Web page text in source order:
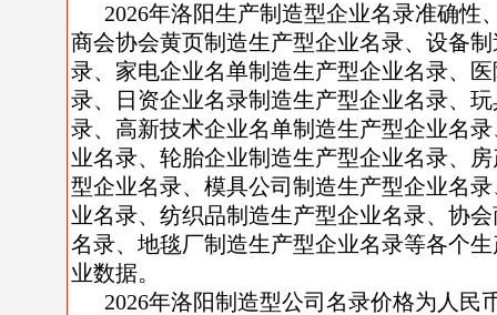
2026年洛阳生产制造型企业名录准确性
商会协会黄页制造生产型企业名录、设备
录、家电企业名单制造生产型企业名录、
录、日资企业名录制造生产型企业名录、
录、高新技术企业名单制造生产型企业名
业名录、轮胎企业制造生产型企业名录、
型企业名录、模具公司制造生产型企业名
业名录、纺织品制造生产型企业名录、协
名录、地毯厂制造生产型企业名录等各个
业数据。
2026年洛阳制造型公司名录价格为人民